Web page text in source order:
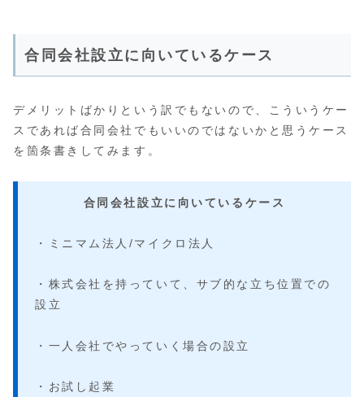
合同会社設立に向いているケース
デメリットばかりという訳でもないので、こういうケー
スであれば合同会社でもいいのではないかと思うケース
を箇条書きしてみます。
合同会社設立に向いているケース
・ミニマム法人/マイクロ法人
・株式会社を持っていて、サブ的な立ち位置での
設立
・一人会社でやっていく場合の設立
・お試し起業